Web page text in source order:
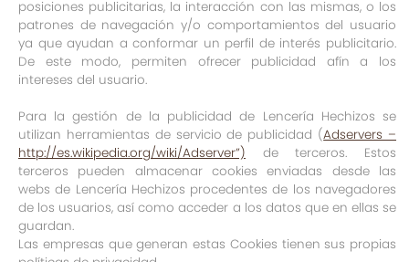
posiciones publicitarias, la interacción con las mismas, o los
patrones de navegación y/o comportamientos del usuario
ya que ayudan a conformar un perfil de interés publicitario.
De este modo, permiten ofrecer publicidad afín a los
intereses del usuario.
Para la gestión de la publicidad de Lencería Hechizos se
utilizan herramientas de servicio de publicidad (Adservers –
http://es.wikipedia.org/wiki/Adserver”) de terceros. Estos
terceros pueden almacenar cookies enviadas desde las
webs de Lencería Hechizos procedentes de los navegadores
de los usuarios, así como acceder a los datos que en ellas se
guardan.
Las empresas que generan estas Cookies tienen sus propias